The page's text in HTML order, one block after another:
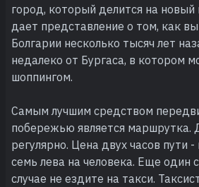
город, который делится на новый
дает представление о том, как
Болгарии несколько тысяч лет
недалеко от Бургаса, в котором
шоппингом.
Самым лучшим средством
побережью является маршрутка.
регулярно. Цена двух часов пути
семь лева на человека. Еще один
случае не ездите на такси.